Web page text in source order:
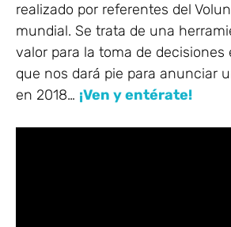
realizado por referentes del
mundial. Se trata de una
valor para la toma de decisiones
que nos dará pie para anunciar
en 2018… ¡Ven y entérate!